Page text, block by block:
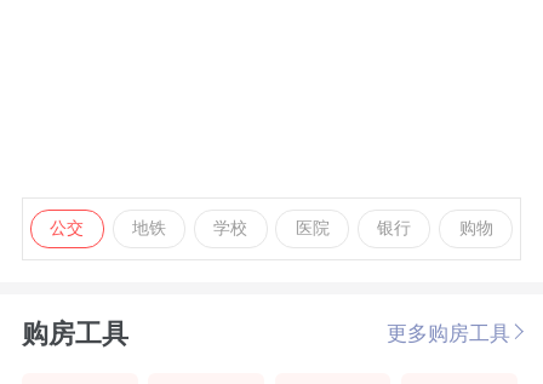
公交 地铁 学校 医院 银行 购物
购房工具 更多购房工具